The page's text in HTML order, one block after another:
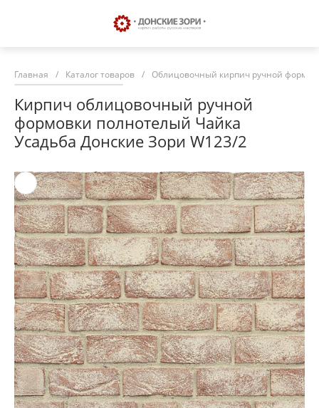
Главная / Каталог товаров / Облицовочный кирпич ручной
Кирпич облицовочный ручной
формовки полнотелый Чайка
Усадьба Донские Зори W123/2